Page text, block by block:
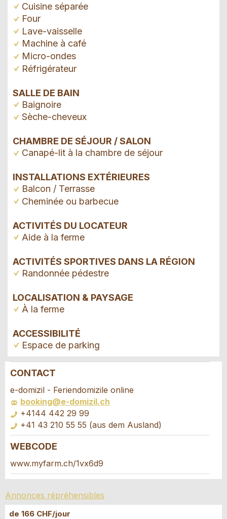
Cuisine séparée
Four
Lave-vaisselle
Machine à café
Micro-ondes
Réfrigérateur
SALLE DE BAIN
Baignoire
Sèche-cheveux
CHAMBRE DE SÉJOUR / SALON
Canapé-lit à la chambre de séjour
INSTALLATIONS EXTÉRIEURES
Balcon / Terrasse
Cheminée ou barbecue
ACTIVITÉS DU LOCATEUR
Aide à la ferme
ACTIVITÉS SPORTIVES DANS LA RÉGION
Randonnée pédestre
LOCALISATION & PAYSAGE
À la ferme
ACCESSIBILITÉ
Espace de parking
Annonces répréhensibles
Vos commentaires sont grandement appréciés!
Commentaires généraux
Cette annonce n'est plus valable
Annonce incomplète
Recommander l'annonce
Recommandez cette annonce à des amis.
de 166 CHF/jour
CONTACT
e-domizil - Feriendomizile online
booking@e-domizil.ch
+4144 442 29 99
+41 43 210 55 55 (aus dem Ausland)
Demande de réservation
contact pour cette annonce .
WEBCODE
www.myfarm.ch/1vx6d9
Annonces répréhensibles